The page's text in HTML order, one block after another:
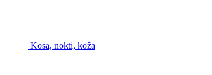
Kosa, nokti, koža